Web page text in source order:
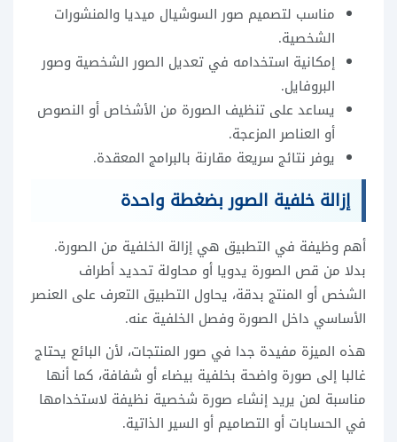
مناسب لتصميم صور السوشيال ميديا والمنشورات
الشخصية.
إمكانية استخدامه في تعديل الصور الشخصية وصور
البروفايل.
يساعد على تنظيف الصورة من الأشخاص أو النصوص
أو العناصر المزعجة.
يوفر نتائج سريعة مقارنة بالبرامج المعقدة.
إزالة خلفية الصور بضغطة واحدة
أهم وظيفة في التطبيق هي إزالة الخلفية من الصورة.
بدلا من قص الصورة يدويا أو محاولة تحديد أطراف
الشخص أو المنتج بدقة، يحاول التطبيق التعرف على العنصر
الأساسي داخل الصورة وفصل الخلفية عنه.
هذه الميزة مفيدة جدا في صور المنتجات، لأن البائع يحتاج
غالبا إلى صورة واضحة بخلفية بيضاء أو شفافة، كما أنها
مناسبة لمن يريد إنشاء صورة شخصية نظيفة لاستخدامها
في الحسابات أو التصاميم أو السير الذاتية.